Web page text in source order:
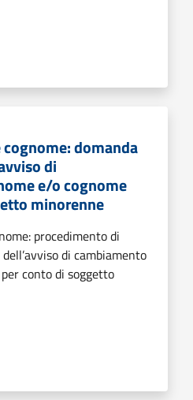
domanda
di
e/o cognome
minorenne
procedimento di
di cambiamento
conto di soggetto